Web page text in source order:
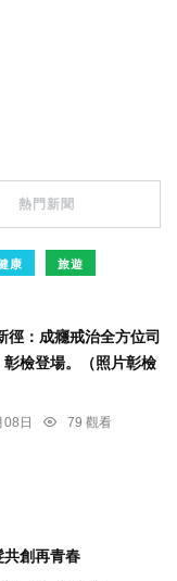
熱門新聞
康 旅遊
徑：成癮戒治全方位司
檢登場。（照片彰檢
日
79 觀看
共創再青春